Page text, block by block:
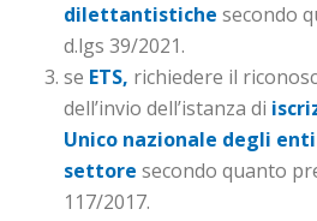
dilettantistiche secondo
d.lgs 39/2021.
se ETS, richiedere il
dell’invio dell’istanza di
Unico nazionale degli
settore secondo quanto
117/2017.